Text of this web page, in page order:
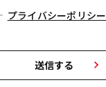
プライバシーポリシー
送信する